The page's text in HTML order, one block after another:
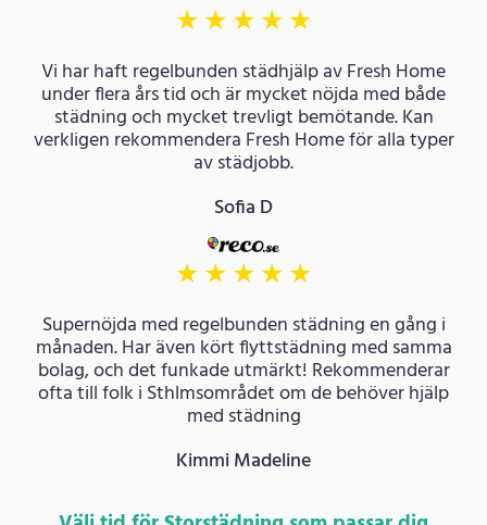
★★★★★
Vi har haft regelbunden städhjälp av Fresh Home
under flera års tid och är mycket nöjda med både
städning och mycket trevligt bemötande. Kan
verkligen rekommendera Fresh Home för alla typer
av städjobb.
Sofia D
★★★★★
Supernöjda med regelbunden städning en gång i
månaden. Har även kört flyttstädning med samma
bolag, och det funkade utmärkt! Rekommenderar
ofta till folk i Sthlmsområdet om de behöver hjälp
med städning
Kimmi Madeline